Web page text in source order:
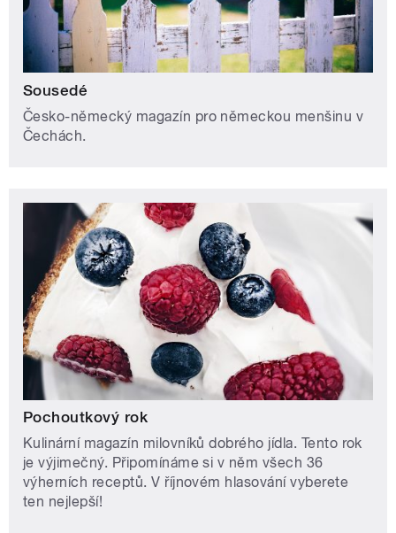
Sousedé
Česko-německý magazín pro německou menšinu v
Čechách.
Pochoutkový rok
Kulinární magazín milovníků dobrého jídla. Tento rok
je výjimečný. Připomínáme si v něm všech 36
výherních receptů. V říjnovém hlasování vyberete
ten nejlepší!